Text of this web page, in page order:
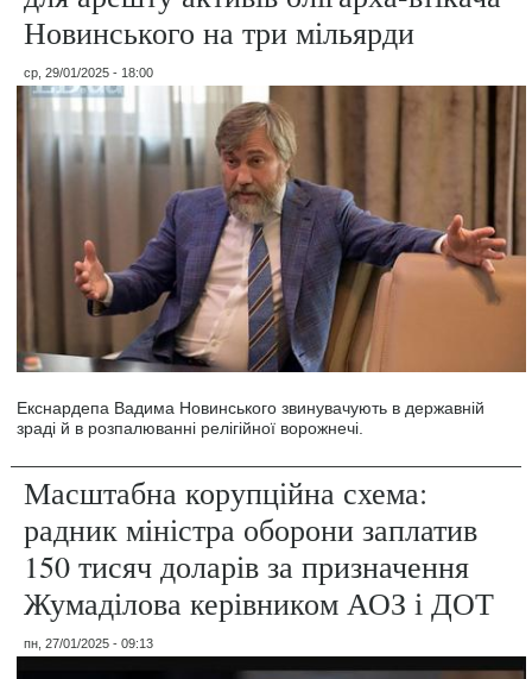
Новинського на три мільярди
ср, 29/01/2025 - 18:00
Екснардепа Вадима Новинського звинувачують в державній
зраді й в розпалюванні релігійної ворожнечі.
Масштабна корупційна схема:
радник міністра оборони заплатив
150 тисяч доларів за призначення
Жумаділова керівником АОЗ і ДОТ
пн, 27/01/2025 - 09:13